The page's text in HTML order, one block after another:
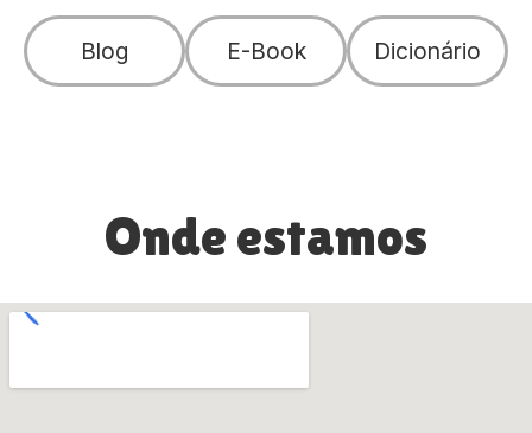
Blog E-Book Dicionário
Onde estamos